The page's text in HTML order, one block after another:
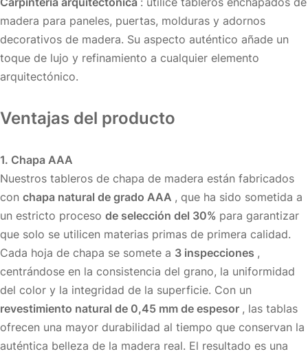
madera para paneles, puertas, molduras y adornos
decorativos de madera. Su aspecto auténtico añade un
toque de lujo y refinamiento a cualquier elemento
arquitectónico.
Ventajas del producto
1. Chapa AAA
Nuestros tableros de chapa de madera están fabricados
con chapa natural de grado AAA , que ha sido sometida a
un estricto proceso de selección del 30% para garantizar
que solo se utilicen materias primas de primera calidad.
Cada hoja de chapa se somete a 3 inspecciones ,
centrándose en la consistencia del grano, la uniformidad
del color y la integridad de la superficie. Con un
revestimiento natural de 0,45 mm de espesor , las tablas
ofrecen una mayor durabilidad al tiempo que conservan la
auténtica belleza de la madera real. El resultado es una